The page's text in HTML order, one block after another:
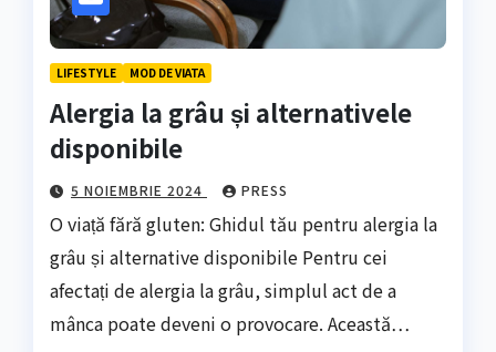
LIFESTYLE MOD DE VIATA
Alergia la grâu și alternativele
disponibile
5 NOIEMBRIE 2024 PRESS
O viață fără gluten: Ghidul tău pentru alergia la
grâu și alternative disponibile Pentru cei
afectați de alergia la grâu, simplul act de a
mânca poate deveni o provocare. Această…